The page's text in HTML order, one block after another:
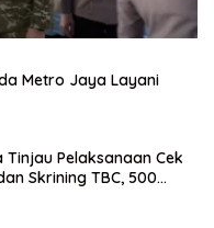
Metro Jaya Layani
Pelaksanaan Cek
Skrining TBC, 500